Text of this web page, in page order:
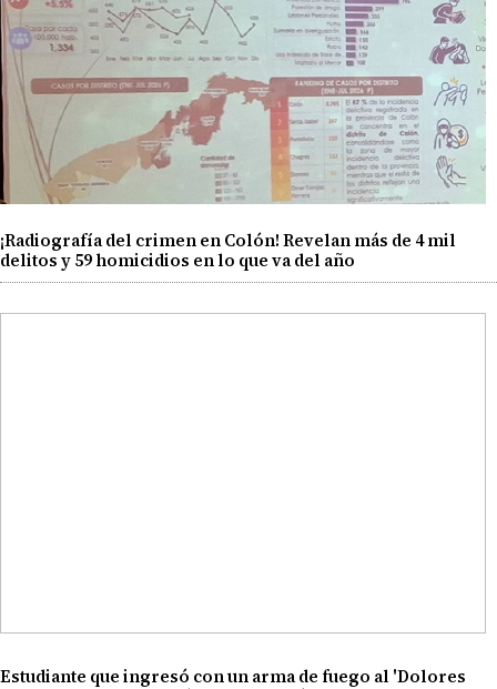
¡Radiografía del crimen en Colón! Revelan más de 4 mil
delitos y 59 homicidios en lo que va del año
Estudiante que ingresó con un arma de fuego al 'Dolores